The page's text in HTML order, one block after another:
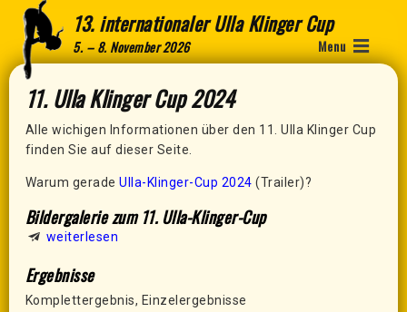
13. internationaler Ulla Klinger Cup
5. – 8. November 2026 Menu
11. Ulla Klinger Cup 2024
Alle wichigen Informationen über den 11. Ulla Klinger Cup
finden Sie auf dieser Seite.
Warum geradeUlla-Klinger-Cup 2024 (Trailer)?
Bildergalerie zum 11. Ulla-Klinger-Cup
weiterlesen
Ergebnisse
Komplettergebnis, Einzelergebnisse